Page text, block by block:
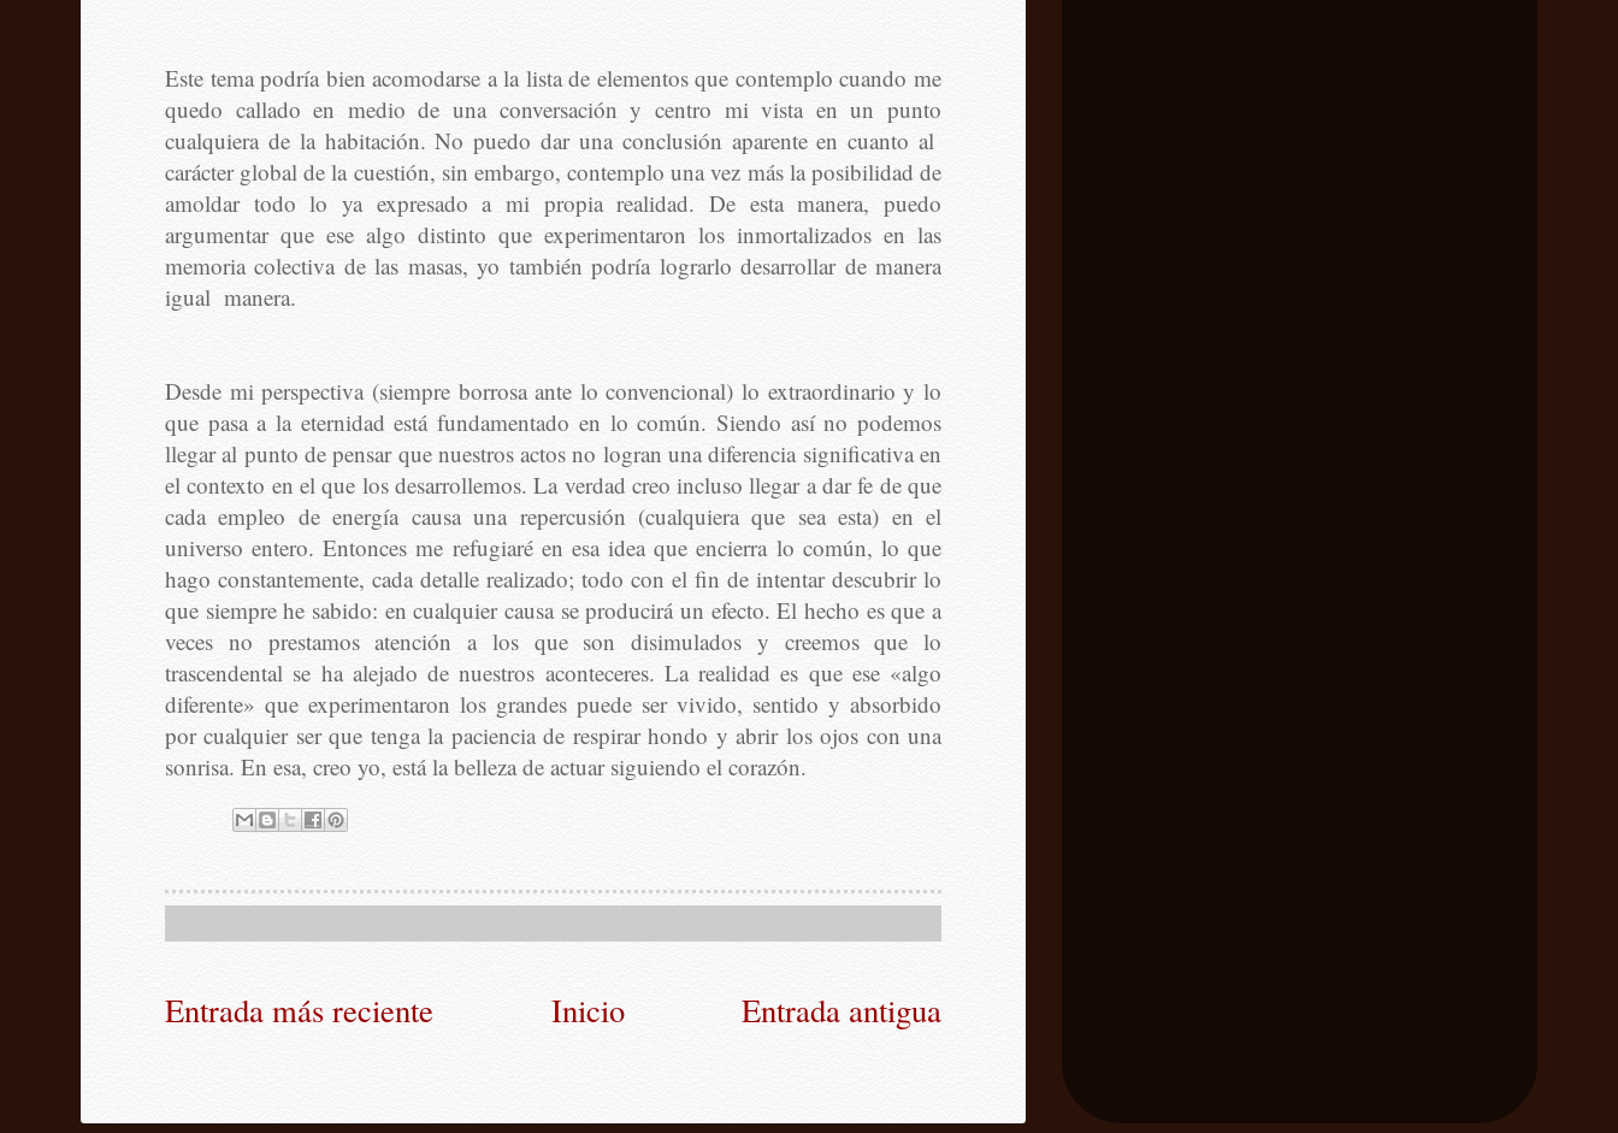
Este tema podría bien acomodarse a la lista de elementos que contemplo cuando me
quedo callado en medio de una conversación y centro mi vista en un punto
cualquiera de la habitación. No puedo dar una conclusión aparente en cuanto al
carácter global de la cuestión, sin embargo, contemplo una vez más la posibilidad de
amoldar todo lo ya expresado a mi propia realidad. De esta manera, puedo
argumentar que ese algo distinto que experimentaron los inmortalizados en las
memoria colectiva de las masas, yo también podría lograrlo desarrollar de manera
igual manera.
Desde mi perspectiva (siempre borrosa ante lo convencional) lo extraordinario y lo
que pasa a la eternidad está fundamentado en lo común. Siendo así no podemos
llegar al punto de pensar que nuestros actos no logran una diferencia significativa en
el contexto en el que los desarrollemos. La verdad creo incluso llegar a dar fe de que
cada empleo de energía causa una repercusión (cualquiera que sea esta) en el
universo entero. Entonces me refugiaré en esa idea que encierra lo común, lo que
hago constantemente, cada detalle realizado; todo con el fin de intentar descubrir lo
que siempre he sabido: en cualquier causa se producirá un efecto. El hecho es que a
veces no prestamos atención a los que son disimulados y creemos que lo
trascendental se ha alejado de nuestros aconteceres. La realidad es que ese «algo
diferente» que experimentaron los grandes puede ser vivido, sentido y absorbido
por cualquier ser que tenga la paciencia de respirar hondo y abrir los ojos con una
sonrisa. En esa, creo yo, está la belleza de actuar siguiendo el corazón.
Entrada más reciente Entrada antigua
Inicio